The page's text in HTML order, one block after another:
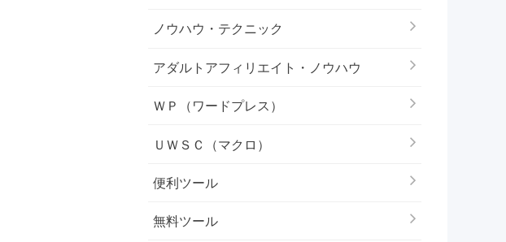
ノウハウ・テクニック
アダルトアフィリエイト・ノウハウ
ＷＰ（ワードプレス）
ＵＷＳＣ（マクロ）
便利ツール
無料ツール